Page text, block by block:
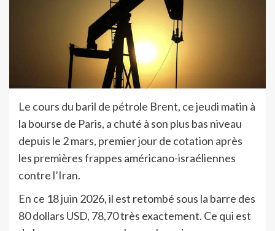
Le cours du baril de pétrole Brent, ce jeudi matin à
la bourse de Paris, a chuté à son plus bas niveau
depuis le 2 mars, premier jour de cotation après
les premières frappes américano-israéliennes
contre l’Iran.
En ce 18 juin 2026, il est retombé sous la barre des
80 dollars USD, 78,70 très exactement. Ce qui est